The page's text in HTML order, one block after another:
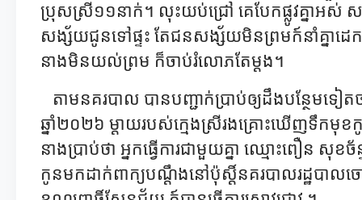
ប្រុសស្រី១១នាក់។ លុះយប់ជ្រៅ គេបែកផ្លូវគ្នាអស់
សង្ស័យជូនទៅផ្ទះ តែជនសង្ស័យមិនព្រមក៍នាំគ្នា
នាងមិនយល់ព្រម ក៏ចាប់រំលោភតែម្តង។
តាមនគរបាល បានបញ្ជាក់ប្រាប់ឲ្យដឹងបន្ថែមទៀ
ឆ្នាំ២០២៦ ម្តាយរបស់ក្មេងស្រីរងគ្រោះឃើញទឹកមុខ
នាងប្រាប់ថា អ្នកធ្វើការជាមួយគ្នា ឈ្មោះពឿន សុខ
កូនមកដាក់ពាក្យបណ្ដឹងនៅប៉ុស្តិ៍នគរបាលរដ្ឋបា